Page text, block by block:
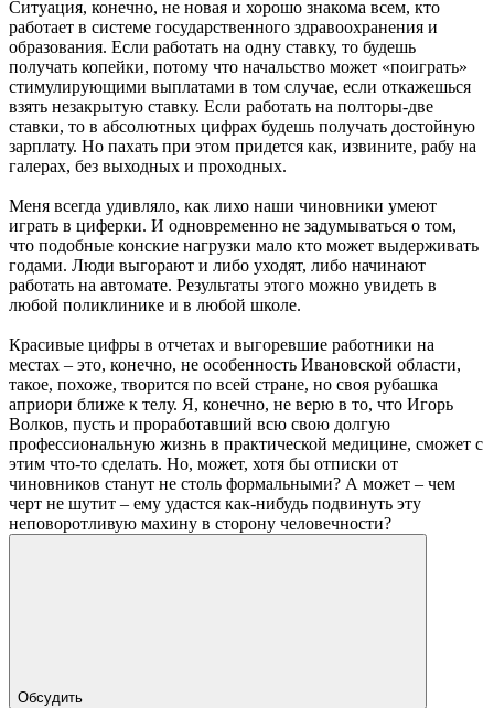
Ситуация, конечно, не новая и хорошо знакома всем, кто
работает в системе государственного здравоохранения и
образования. Если работать на одну ставку, то будешь
получать копейки, потому что начальство может «поиграть»
стимулирующими выплатами в том случае, если откажешься
взять незакрытую ставку. Если работать на полторы-две
ставки, то в абсолютных цифрах будешь получать достойную
зарплату. Но пахать при этом придется как, извините, рабу на
галерах, без выходных и проходных.
Меня всегда удивляло, как лихо наши чиновники умеют
играть в циферки. И одновременно не задумываться о том,
что подобные конские нагрузки мало кто может выдерживать
годами. Люди выгорают и либо уходят, либо начинают
работать на автомате. Результаты этого можно увидеть в
любой поликлинике и в любой школе.
Красивые цифры в отчетах и выгоревшие работники на
местах – это, конечно, не особенность Ивановской области,
такое, похоже, творится по всей стране, но своя рубашка
априори ближе к телу. Я, конечно, не верю в то, что Игорь
Волков, пусть и проработавший всю свою долгую
профессиональную жизнь в практической медицине, сможет с
этим что-то сделать. Но, может, хотя бы отписки от
чиновников станут не столь формальными? А может – чем
черт не шутит – ему удастся как-нибудь подвинуть эту
неповоротливую махину в сторону человечности?
Обсудить